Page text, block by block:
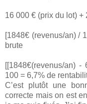
16 000 € (prix du lot) +
[1848€ (revenus/an) /
brute
[[1848€(revenus/an)
100 = 6,7% de
C’est plutôt une
correcte mais on est